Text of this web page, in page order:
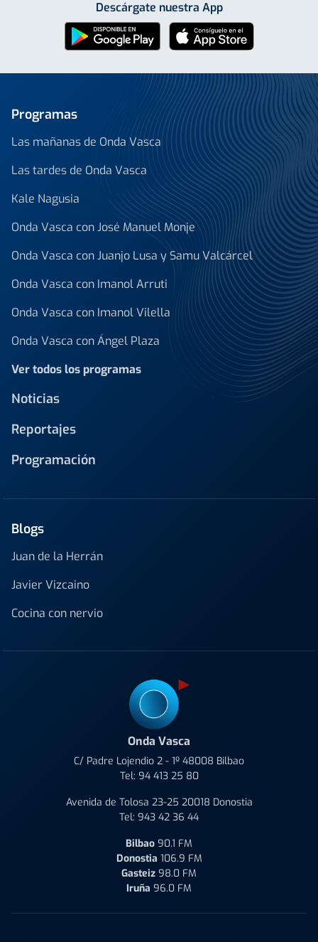
Descárgate nuestra App
Programas
Las mañanas de Onda Vasca
Las tardes de Onda Vasca
Kale Nagusia
Onda Vasca con José Manuel Monje
Onda Vasca con Juanjo Lusa y Samu Valcárcel
Onda Vasca con Imanol Arruti
Onda Vasca con Imanol Vilella
Onda Vasca con Ángel Plaza
Ver todos los programas
Noticias
Reportajes
Programación
Blogs
Juan de la Herrán
Javier Vizcaino
Cocina con nervio
Onda Vasca
C/ Padre Lojendio 2 - 1º 48008 Bilbao
Tel: 94 413 25 80
Avenida de Tolosa 23-25 20018 Donostia
Tel: 943 42 36 44
Bilbao 90.1 FM
Donostia 106.9 FM
Gasteiz 98.0 FM
Iruña 96.0 FM